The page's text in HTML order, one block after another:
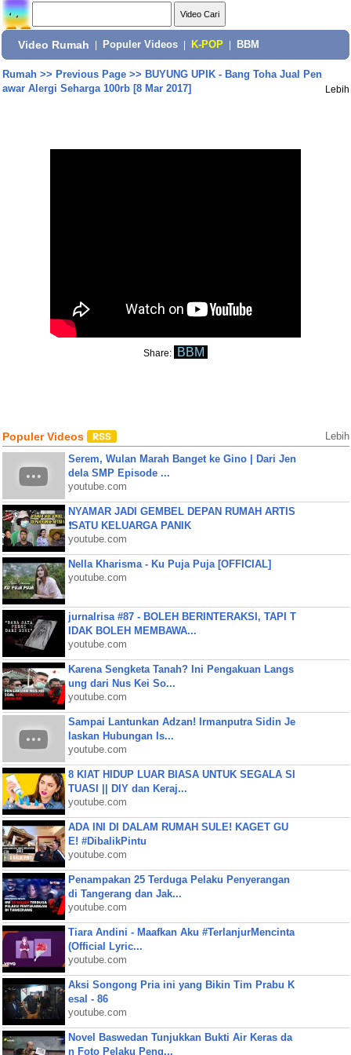
Video Rumah Populer Videos K-POP BBM
Rumah>> Previous Page>> BUYUNG UPIK - Bang Toha Jual Pen
awar Alergi Seharga 100rb [8 Mar 2017]
Lebih
Share: BBM
Populer Videos Lebih
Serem, Wulan Marah Banget ke Gino | Dari Jen
dela SMP Episode ...
youtube.com
NYAMAR JADI GEMBEL DEPAN RUMAH ARTIS
❗SATU KELUARGA PANIK
youtube.com
Nella Kharisma - Ku Puja Puja [OFFICIAL]
youtube.com
jurnalrisa #87 - BOLEH BERINTERAKSI, TAPI T
IDAK BOLEH MEMBAWA...
youtube.com
Karena Sengketa Tanah? Ini Pengakuan Langs
ung dari Nus Kei So...
youtube.com
Sampai Lantunkan Adzan! Irmanputra Sidin Je
laskan Hubungan Is...
youtube.com
8 KIAT HIDUP LUAR BIASA UNTUK SEGALA SI
TUASI || DIY dan Keraj...
youtube.com
ADA INI DI DALAM RUMAH SULE! KAGET GU
E! #DibalikPintu
youtube.com
Penampakan 25 Terduga Pelaku Penyerangan
di Tangerang dan Jak...
youtube.com
Tiara Andini - Maafkan Aku #TerlanjurMencinta
(Official Lyric...
youtube.com
Aksi Songong Pria ini yang Bikin Tim Prabu K
esal - 86
youtube.com
Novel Baswedan Tunjukkan Bukti Air Keras da
n Foto Pelaku Peng...